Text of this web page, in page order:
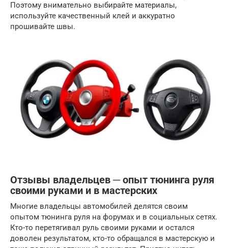
Поэтому внимательно выбирайте материалы,
используйте качественный клей и аккуратно
прошивайте швы.
Отзывы владельцев ─ опыт тюнинга руля
своими руками и в мастерских
Многие владельцы автомобилей делятся своим
опытом тюнинга руля на форумах и в социальных сетях.
Кто-то перетягивал руль своими руками и остался
доволен результатом, кто-то обращался в мастерскую и